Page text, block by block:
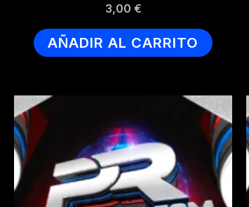
3,00 €
AÑADIR AL CARRITO